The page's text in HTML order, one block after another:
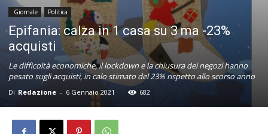
Giornale Politica
Epifania: calza in 1 casa su 3 ma -23%
acquisti
Le difficoltà economiche, il lockdown e la chiusura dei negozi hanno
pesato sugli acquisti, in calo stimato del 23% rispetto allo scorso anno
Di Redazione - 6 Gennaio 2021 682